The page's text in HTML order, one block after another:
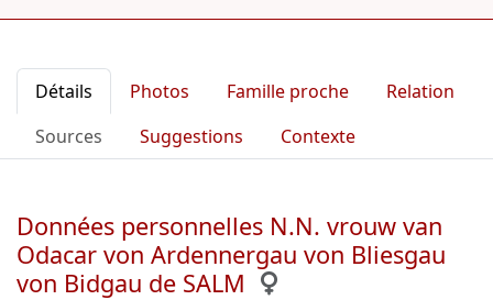
Détails Photos Famille proche
Relation
Sources
Suggestions Contexte
Données personnelles N.N. vrouw van
Odacar von Ardennergau von Bliesgau
von Bidgau de SALM